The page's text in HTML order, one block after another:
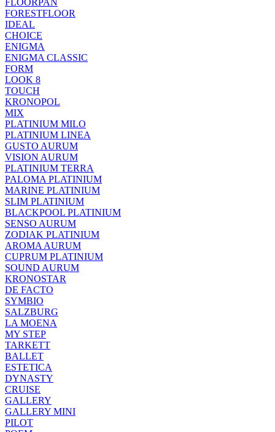
FLOORPAN
FORESTFLOOR
IDEAL
CHOICE
ENIGMA
ENIGMA CLASSIC
FORM
LOOK 8
TOUCH
KRONOPOL
MIX
PLATINIUM MILO
PLATINIUM LINEA
GUSTO AURUM
VISION AURUM
PLATINIUM TERRA
PALOMA PLATINIUM
MARINE PLATINIUM
SLIM PLATINIUM
BLACKPOOL PLATINIUM
SENSO AURUM
ZODIAK PLATINIUM
AROMA AURUM
CUPRUM PLATINIUM
SOUND AURUM
KRONOSTAR
DE FACTO
SYMBIO
SALZBURG
LA MOENA
MY STEP
TARKETT
BALLET
ESTETICA
DYNASTY
CRUISE
GALLERY
GALLERY MINI
PILOT